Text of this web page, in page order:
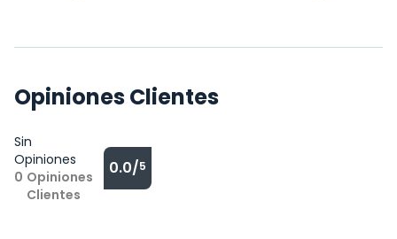
Opiniones Clientes
Sin
Opiniones
0 Opiniones
Clientes
0.0/5